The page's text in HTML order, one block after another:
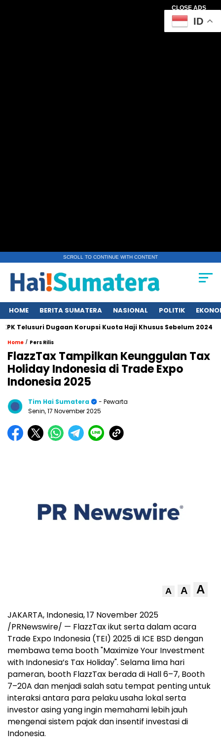
CLOSE ADS
SCROLL TO CONTINUE WITH CONTENT
HOME BERITA SUMATERA NASIONAL POLITIK
Dugaan Korupsi Kuota Haji Khusus Sebelum 2024
Home / Pers Rilis
FlazzTax Tampilkan Keunggulan Tax
Holiday Indonesia di Trade Expo
Indonesia 2025
Tim Hai Sumatera
- Pewarta
Senin, 17 November 2025
A A A
JAKARTA, Indonesia,17 November 2025
/PRNewswire/ — FlazzTax ikut serta dalam acara
Trade Expo Indonesia (TEI) 2025 di ICE BSD dengan
membawa tema booth "Maximize Your Investment
with Indonesia’s Tax Holiday". Selama lima hari
pameran, booth FlazzTax berada di Hall 6–7, Booth
7–20A dan menjadi salah satu tempat penting untuk
interaksi antara para pelaku usaha lokal serta
investor asing yang ingin memahami lebih jauh
mengenai sistem pajak dan insentif investasi di
Indonesia.
ID